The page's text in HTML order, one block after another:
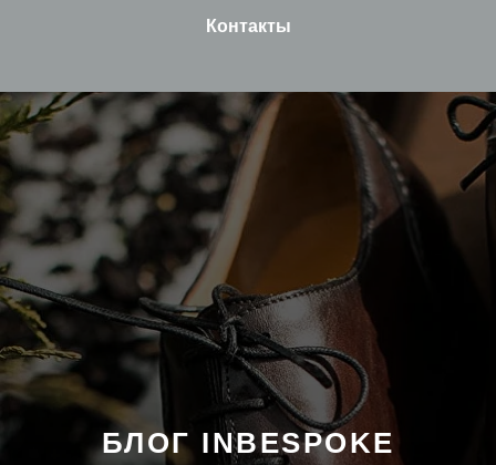
Контакты
БЛОГ INBESPOKE